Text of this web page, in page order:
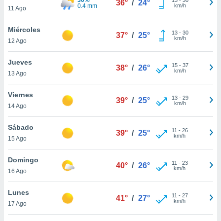
más
nuestra
y
de
disponible
cookies
aceptar
11 Ago
0.4 mm
36° / 24°
km/h
Miércoles
12 Ago
37° / 25° 13- 30
km/h
Jueves
13 Ago
38° / 26° 15- 37
km/h
Viernes
14 Ago
39° / 25° 13- 29
km/h
Sábado
15 Ago
39° / 25° 11 - 26
km/h
Domingo
16 Ago
40° / 26° 11 - 23
km/h
Lunes
17 Ago
41° / 27° 11 - 27
km/h